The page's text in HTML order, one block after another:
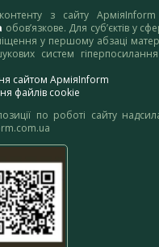
з сайту
обов’язкове. Для суб’єктів у
у першому абзаці
систем
сайтом АрміяInform
файлів cookie
по роботі сайту